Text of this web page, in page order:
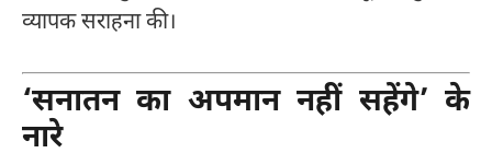
व्यापक सराहना की।
‘सनातन का अपमान नहीं सहेंगे’ के
नारे